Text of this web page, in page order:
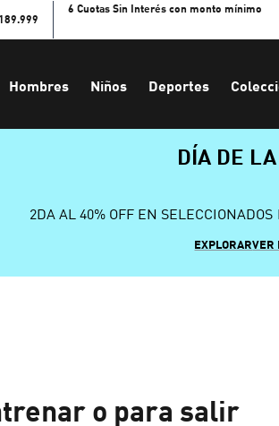
6 Cuotas Sin Interés con monto mínimo
Hombres Niños Deportes
DÍA DE
2DA AL 40% OFF EN
EXPLORARVER
o para salir